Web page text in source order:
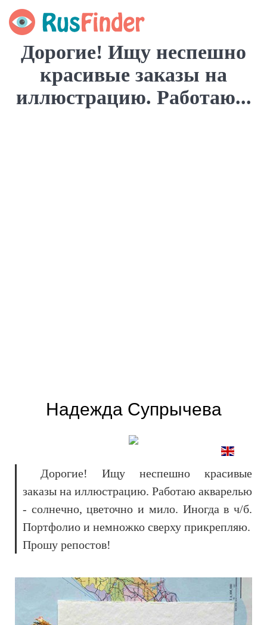
Дорогие! Ищу неспешно
красивые заказы на
иллюстрацию. Работаю...
Надежда Супрычева
Дорогие! Ищу неспешно красивые
заказы на иллюстрацию. Работаю акварелью
- солнечно, цветочно и мило. Иногда в ч/б.
Портфолио и немножко сверху прикрепляю.
Прошу репостов!